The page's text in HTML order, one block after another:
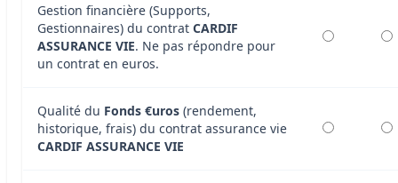
Gestion financière (Supports,
Gestionnaires) du contrat CARDIF
ASSURANCE VIE. Ne pas répondre pour
un contrat en euros.
Qualité du Fonds €uros (rendement,
historique, frais) du contrat assurance vie
CARDIF ASSURANCE VIE